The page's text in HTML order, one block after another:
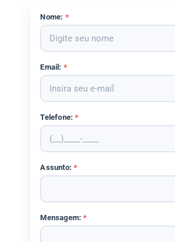
Nome: *
Email: *
Telefone:*
Assunto:*
Mensagem:*